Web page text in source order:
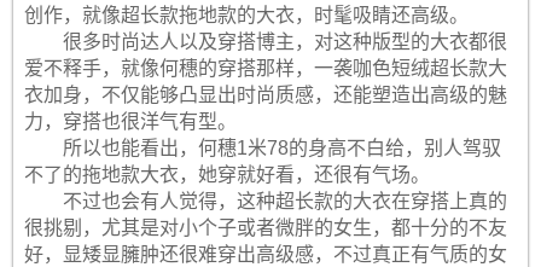
创作，就像超长款拖地款的大衣，时髦吸睛还高级。
很多时尚达人以及穿搭博主，对这种版型的大衣都很
爱不释手，就像何穗的穿搭那样，一袭咖色短绒超长款大
衣加身，不仅能够凸显出时尚质感，还能塑造出高级的魅
力，穿搭也很洋气有型。
所以也能看出，何穗1米78的身高不白给，别人驾驭
不了的拖地款大衣，她穿就好看，还很有气场。
不过也会有人觉得，这种超长款的大衣在穿搭上真的
很挑剔，尤其是对小个子或者微胖的女生，都十分的不友
好，显矮显臃肿还很难穿出高级感，不过真正有气质的女